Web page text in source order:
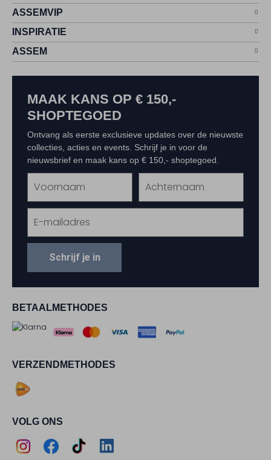
ASSEMVIP
INSPIRATIE
ASSEM
BETAALMETHODES
VERZENDMETHODES
VOLG ONS
MAAK KANS OP € 150,-
SHOPTEGOED
Ontvang als eerste exclusieve updates over de nieuwste
collecties, acties en events. Schrijf je in voor de
nieuwsbrief en maak kans op € 150,- shoptegoed.
Schrijf je in